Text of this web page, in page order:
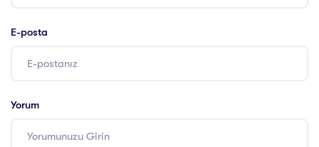
E-posta
Yorum